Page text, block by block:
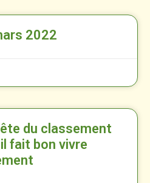
2022
du classement
fait bon vivre